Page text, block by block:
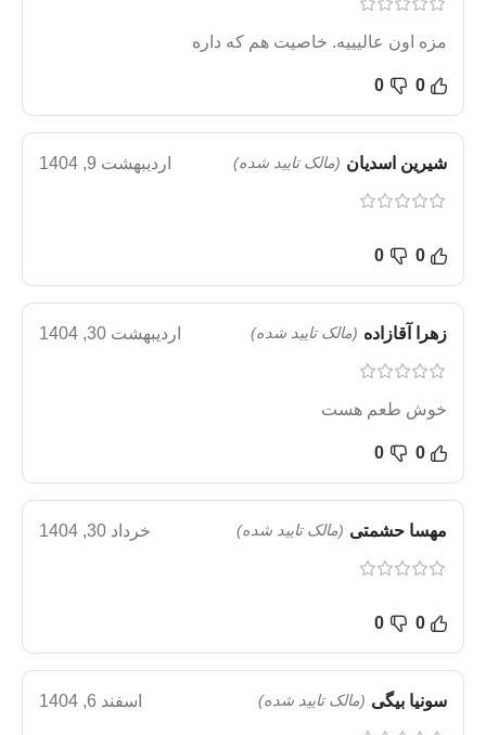
مزه اون عالیییه. خاصیت هم که داره
0
0
شیرین اسدیان (مالک تایید شده) اردیبهشت 9, 1404
0
0
زهرا آقازاده (مالک تایید شده) اردیبهشت 30, 1404
خوش طعم هست
0
0
مهسا حشمتی (مالک تایید شده) خرداد 30, 1404
0
0
سونیا بیگی (مالک تایید شده) اسفند 6, 1404